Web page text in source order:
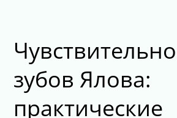
зубов Ялова:
практические